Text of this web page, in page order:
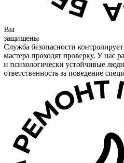
Вы
защищены
Служба безопасности
мастера проходят проверку. У нас
и психологически устойчивые
ответственность за поведение